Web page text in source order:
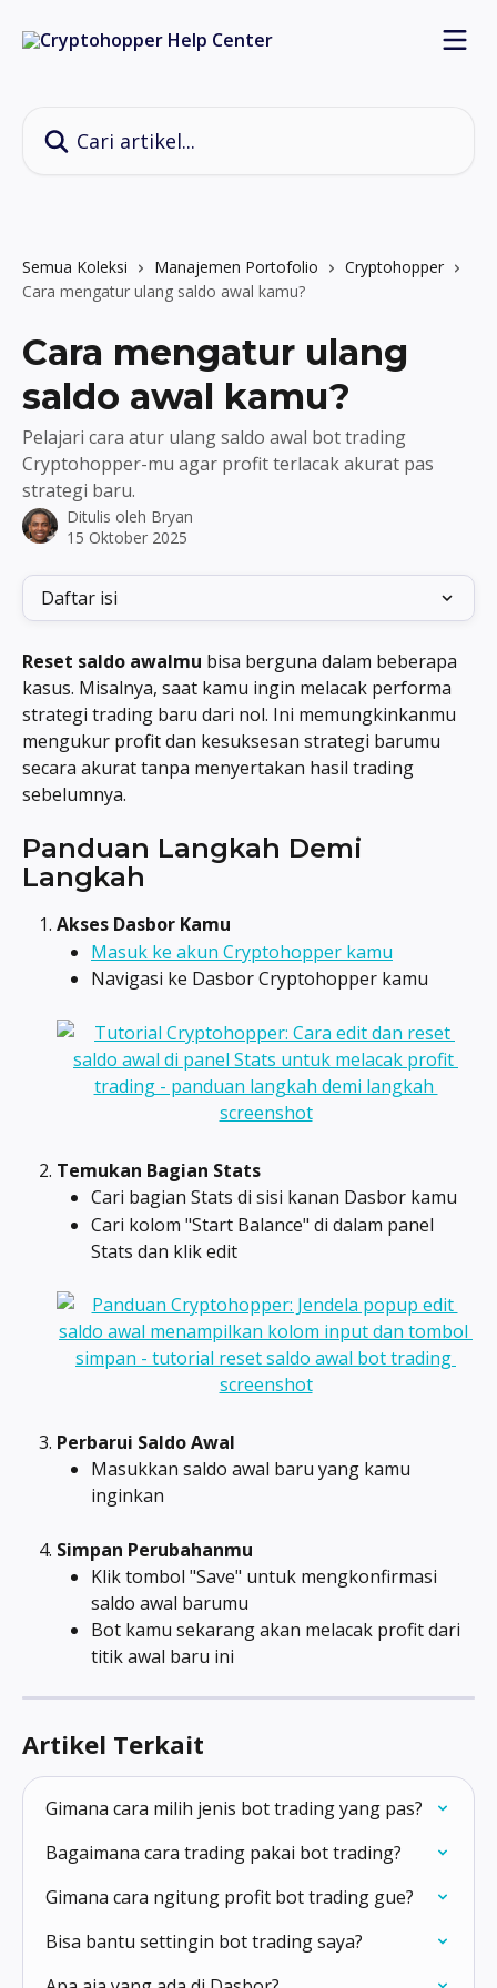
Semua Koleksi Manajemen Portofolio
Cryptohopper
Cara mengatur ulang saldo awal kamu?
Cara mengatur ulang
saldo awal kamu?
Pelajari cara atur ulang saldo awal bot trading
Cryptohopper-mu agar profit terlacak akurat pas
strategi baru.
Ditulis oleh Bryan
15 Oktober 2025
Daftar isi
Reset saldo awalmu bisa berguna dalam beberapa
kasus. Misalnya, saat kamu ingin melacak performa
strategi trading baru dari nol. Ini memungkinkanmu
mengukur profit dan kesuksesan strategi barumu
secara akurat tanpa menyertakan hasil trading
sebelumnya.
Panduan Langkah Demi
Langkah
Akses Dasbor Kamu
Masuk ke akun Cryptohopper kamu
Navigasi ke Dasbor Cryptohopper kamu
Temukan Bagian Stats
Cari bagian Stats di sisi kanan Dasbor kamu
Cari kolom "Start Balance" di dalam panel
Stats dan klik edit
Perbarui Saldo Awal
Masukkan saldo awal baru yang kamu
inginkan
Simpan Perubahanmu
Klik tombol "Save" untuk mengkonfirmasi
saldo awal barumu
Bot kamu sekarang akan melacak profit dari
titik awal baru ini
Artikel Terkait
Gimana cara milih jenis bot trading yang pas?
Bagaimana cara trading pakai bot trading?
Gimana cara ngitung profit bot trading gue?
Bisa bantu settingin bot trading saya?